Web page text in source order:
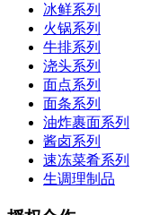
冰鲜系列
火锅系列
牛排系列
浇头系列
面点系列
面条系列
油炸裹面系列
酱卤系列
速冻菜肴系列
生调理制品